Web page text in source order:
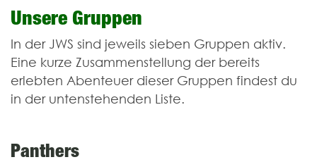
Unsere Gruppen
In der JWS sind jeweils sieben Gruppen aktiv.
Eine kurze Zusammenstellung der bereits
erlebten Abenteuer dieser Gruppen findest du
in der untenstehenden Liste.
Panthers